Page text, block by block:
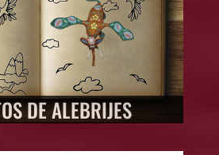
DE ALEBRIJES